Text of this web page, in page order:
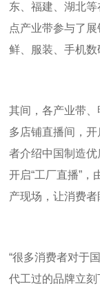
东、福建、湖北等
点产业带参与了
鲜、服装、手机数
其间，各产业带
多店铺直播间，开
者介绍中国制造
开启“工厂直播”
产现场，让消费者
“很多消费者对于
代工过的品牌立